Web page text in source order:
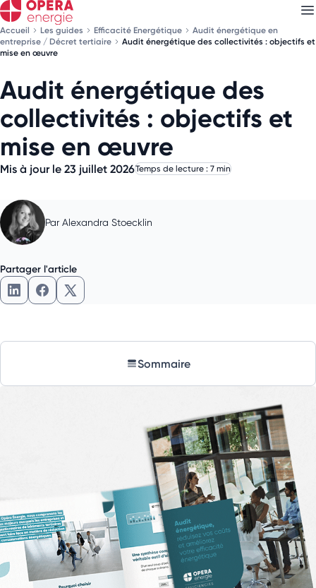
Accueil Les guides Efficacité Energétique
Audit énergétique en
entreprise / Décret tertiaire
Audit énergétique des collectivités : objectifs et
mise en œuvre
Audit énergétique des
collectivités : objectifs et
mise en œuvre
Mis à jour le 23 juillet 2026Temps de lecture : 7 min
Par Alexandra Stoecklin
Partager l'article
Partager l'article sur LinkedIn
Partager l'article sur Facebook
Partager l'article sur X
Sommaire
Découvrez nosnewsletters
Choisissez les newsletters qui vous intéressent